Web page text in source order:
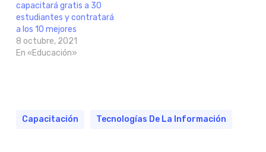
capacitará gratis a 30
estudiantes y contratará
a los 10 mejores
8 octubre, 2021
En «Educación»
Capacitación Tecnologías De La Información